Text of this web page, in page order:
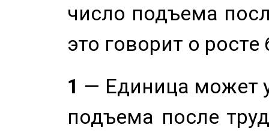
число подъема
это говорит о
1 — Единица может
подъема после